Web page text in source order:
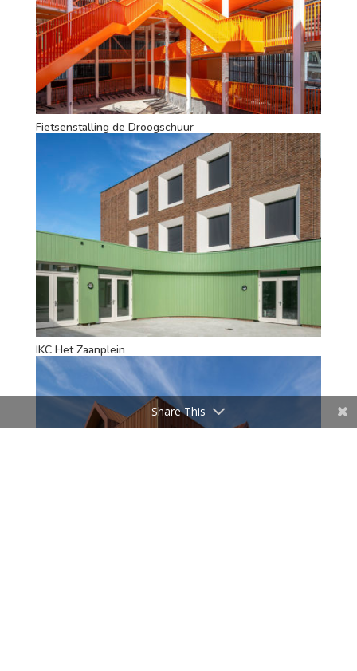
Fietsenstalling de Droogschuur
IKC Het Zaanplein
Share This